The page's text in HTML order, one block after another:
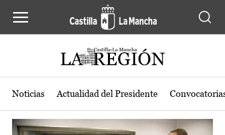
Actualidad de la región de Castilla-
Noticias Actualidad del Presidente